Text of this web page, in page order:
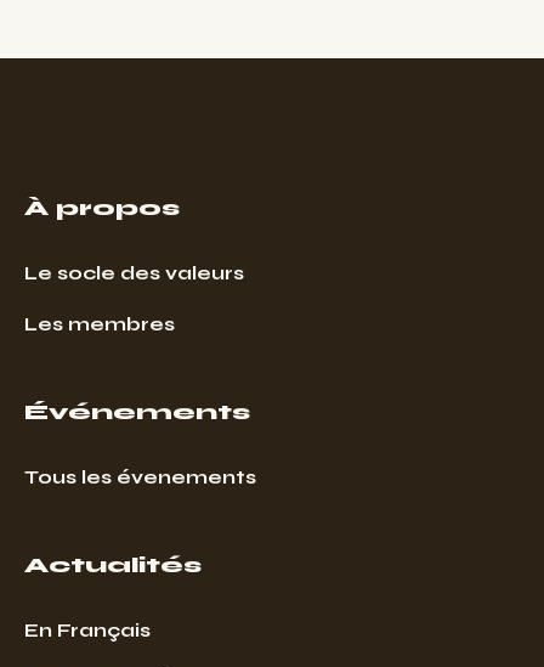
À propos
Le socle des valeurs
Les membres
Événements
Tous les évenements
Actualités
En Français